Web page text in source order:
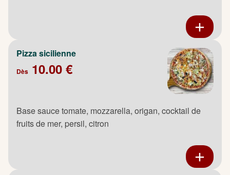
Pizza sicilienne
Dès 10.00 €
Base sauce tomate, mozzarella, origan, cocktail de
fruits de mer, persil, citron